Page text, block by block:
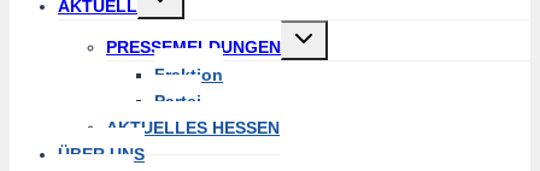
AKTUELL
PRESSEMELDUNGEN
Untermenü
Fraktion
Partei
AKTUELLES HESSEN
ÜBER UNS